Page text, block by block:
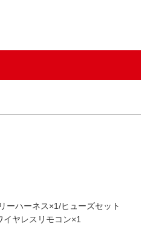
ーハーネス×1/ヒューズセット
イヤレスリモコン×1